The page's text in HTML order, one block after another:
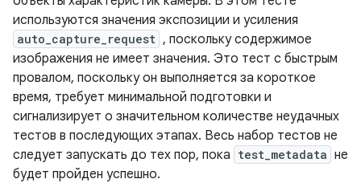
используются значения экспозиции и усиления
auto_capture_request , поскольку содержимое
изображения не имеет значения. Это тест с быстрым
провалом, поскольку он выполняется за короткое
время, требует минимальной подготовки и
сигнализирует о значительном количестве неудачных
тестов в последующих этапах. Весь набор тестов не
следует запускать до тех пор, пока test_metadata не
будет пройден успешно.